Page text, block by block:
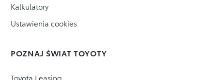
Kalkulatory
Ustawienia cookies
POZNAJ ŚWIAT TOYOTY
Toyota Leasing